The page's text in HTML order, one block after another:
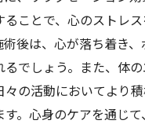
られる心と体の調和の
進する心と体のバラン
を支えるエステの重要
現する心と体の調和の
ことで、心のストレ
術後は、心が落ち着き
でしょう。また、体
々の活動においてより
。心身のケアを通じ